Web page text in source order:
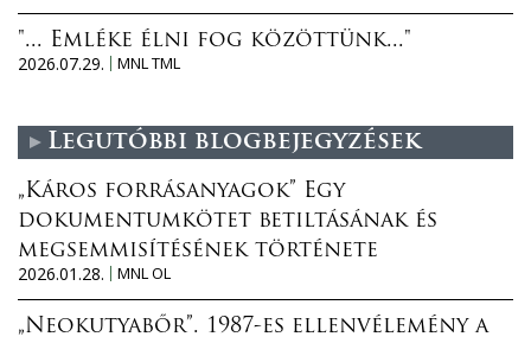
"... Emléke élni fog közöttünk..."
2026.07.29.
MNL TML
Legutóbbi blogbejegyzések
„Káros forrásanyagok” Egy
dokumentumkötet betiltásának és
megsemmisítésének története
2026.01.28.
MNL OL
„Neokutyabőr”. 1987-es ellenvélemény a